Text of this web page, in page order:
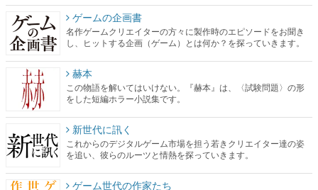
ゲームの企画書
名作ゲームクリエイターの方々に製作時のエピソードをお聞き
し、ヒットする企画（ゲーム）とは何か？を探っていきます。
赫本
この物語を解いてはいけない。『赫本』は、〈試験問題〉の形
をした短編ホラー小説集です。
新世代に訊く
これからのデジタルゲーム市場を担う若きクリエイター達の姿
を追い、彼らのルーツと情熱を探っていきます。
ゲーム世代の作家たち